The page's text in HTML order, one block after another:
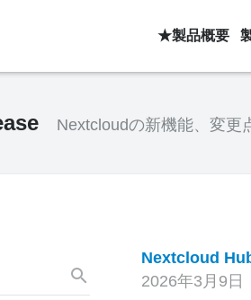
★製品概要
Nextcloudの新機能、変更
Nextcloud
2026年3月9日